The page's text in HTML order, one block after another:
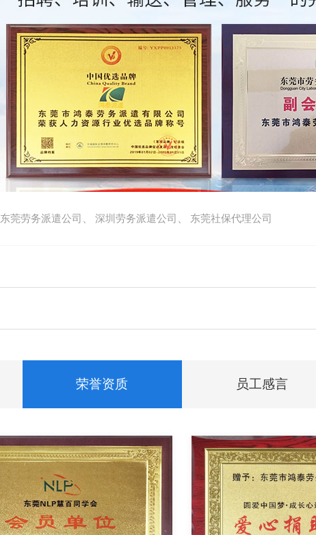
东莞劳务派遣公司 深圳劳务派遣公司 东莞社保代理公司
荣誉资质 员工感言